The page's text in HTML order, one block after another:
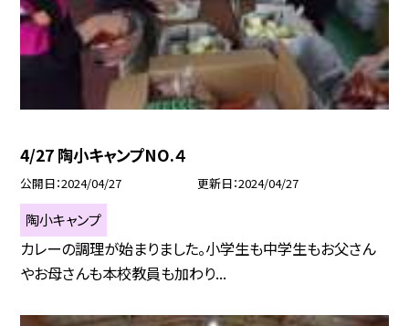
4/27 陶小キャンプNO.４
公開日 2024/04/27 更新日 2024/04/27
陶小キャンプ
カレーの調理が始まりました。小学生も中学生もお父さん
やお母さんも本校教員も加わり...